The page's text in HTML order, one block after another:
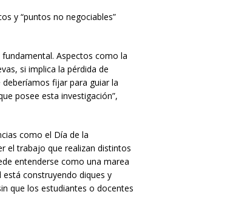
y “puntos no negociables”
Aspectos como la
si implica la pérdida de
fijar para guiar la
posee esta investigación”,
como el Día de la
el trabajo que realizan distintos
entenderse como una marea
está construyendo diques y
que los estudiantes o docentes